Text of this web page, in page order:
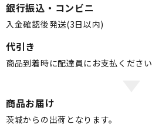
銀行振込・コンビニ
入金確認後発送(3日以内)
代引き
商品到着時に配達員にお支払ください
商品お届け
茨城からの出荷となります。